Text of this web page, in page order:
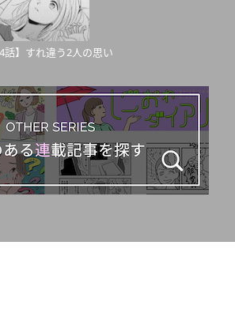
4話】すれ違う2人の思い